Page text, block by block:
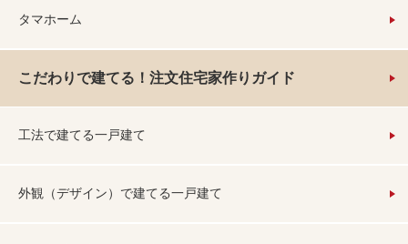
タマホーム
こだわりで建てる！注文住宅家作りガイド
工法で建てる一戸建て
外観（デザイン）で建てる一戸建て